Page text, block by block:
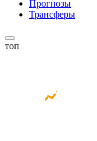
Прогнозы
Трансферы
топ